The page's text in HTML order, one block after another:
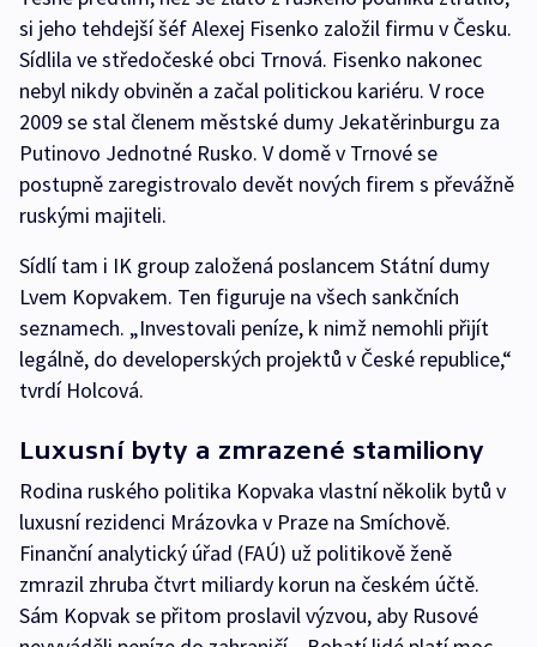
si jeho tehdejší šéf Alexej Fisenko založil firmu v Česku.
Sídlila ve středočeské obci Trnová. Fisenko nakonec
nebyl nikdy obviněn a začal politickou kariéru. V roce
2009 se stal členem městské dumy Jekatěrinburgu za
Putinovo Jednotné Rusko. V domě v Trnové se
postupně zaregistrovalo devět nových firem s převážně
ruskými majiteli.
Sídlí tam i IK group založená poslancem Státní dumy
Lvem Kopvakem. Ten figuruje na všech sankčních
seznamech. „Investovali peníze, k nimž nemohli přijít
legálně, do developerských projektů v České republice,“
tvrdí Holcová.
Luxusní byty a zmrazené stamiliony
Rodina ruského politika Kopvaka vlastní několik bytů v
luxusní rezidenci Mrázovka v Praze na Smíchově.
Finanční analytický úřad (FAÚ) už politikově ženě
zmrazil zhruba čtvrt miliardy korun na českém účtě.
Sám Kopvak se přitom proslavil výzvou, aby Rusové